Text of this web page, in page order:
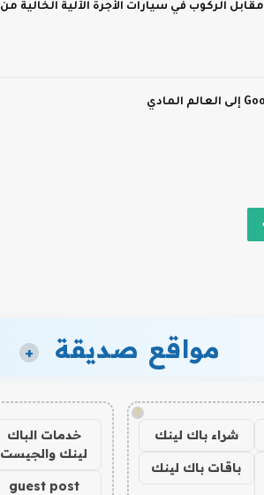
مواقع صديقة +
!
شراء باك لينك
باقات باك لينك
خدمات الباك
لينك والجيست
guest post